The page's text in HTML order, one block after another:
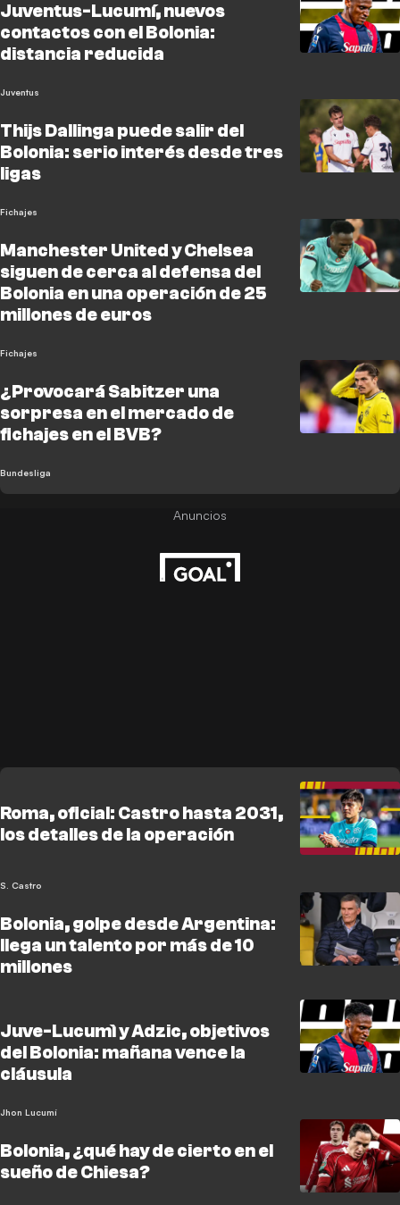
Juventus-Lucumí, nuevos
contactos con el Bolonia:
distancia reducida
Juventus
Thijs Dallinga puede salir del
Bolonia: serio interés desde tres
ligas
Fichajes
Manchester United y Chelsea
siguen de cerca al defensa del
Bolonia en una operación de 25
millones de euros
Fichajes
¿Provocará Sabitzer una
sorpresa en el mercado de
fichajes en el BVB?
Bundesliga
Roma, oficial: Castro hasta 2031,
los detalles de la operación
S. Castro
Bolonia, golpe desde Argentina:
llega un talento por más de 10
millones
Juve-Lucumì y Adzic, objetivos
del Bolonia: mañana vence la
cláusula
Jhon Lucumí
Bolonia, ¿qué hay de cierto en el
sueño de Chiesa?